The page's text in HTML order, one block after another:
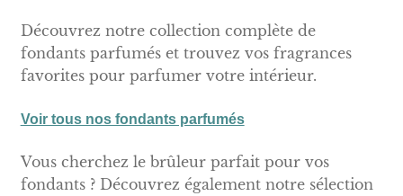
Découvrez notre collection complète de
fondants parfumés et trouvez vos fragrances
favorites pour parfumer votre intérieur.
Voir tous nos fondants parfumés
Vous cherchez le brûleur parfait pour vos
fondants ? Découvrez également notre sélection